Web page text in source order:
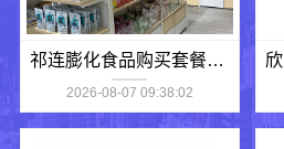
祁连膨化食品购买套餐有优惠吗
2026-08-07 09:38:02